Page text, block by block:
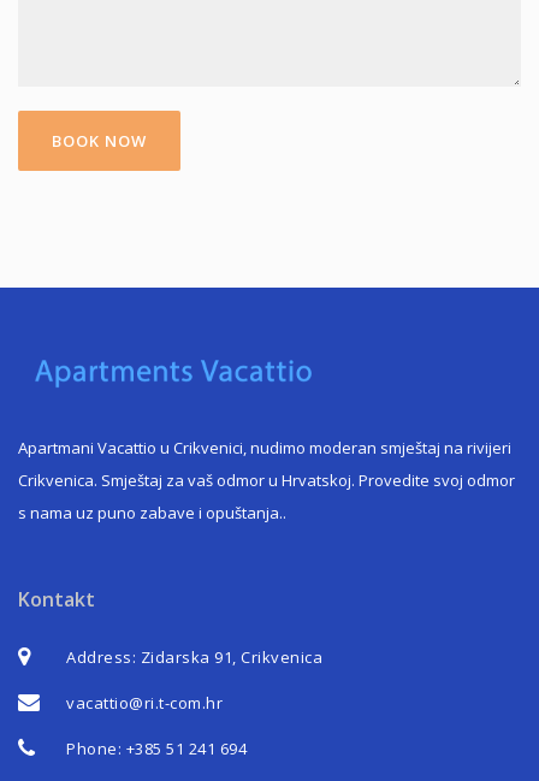
Apartmani Vacattio u Crikvenici, nudimo moderan smještaj na rivijeri
Crikvenica. Smještaj za vaš odmor u Hrvatskoj. Provedite svoj odmor
s nama uz puno zabave i opuštanja..
Kontakt
Address: Zidarska 91, Crikvenica
vacattio@ri.t-com.hr
Phone: +385 51 241 694